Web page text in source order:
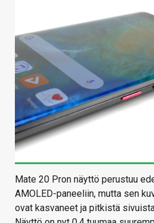
Mate 20 Pron näyttö perustuu
AMOLED-paneeliin, mutta sen
ovat kasvaneet ja pitkistä